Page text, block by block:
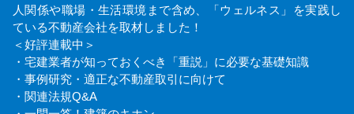
人関係や職場・生活環境まで含め、「ウェルネス」を実践し
ている不動産会社を取材しました！
＜好評連載中＞
・宅建業者が知っておくべき「重説」に必要な基礎知識
・事例研究・適正な不動産取引に向けて
・関連法規Q&A